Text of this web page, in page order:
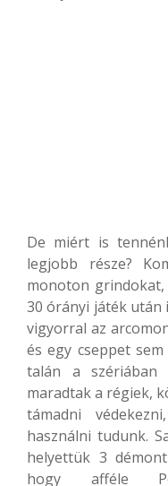
De miért is
legjobb része?
monoton grindokat,
30 órányi játék után
vigyorral az
és egy cseppet
talán a szériában
maradtak a régiek,
támadni
használni tudunk.
helyettük 3
hogy afféle